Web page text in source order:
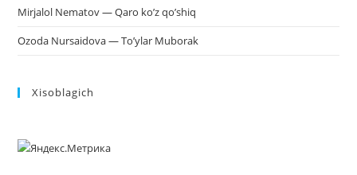
Mirjalol Nematov — Qaro ko’z qo’shiq
Ozoda Nursaidova — To’ylar Muborak
Xisoblagich